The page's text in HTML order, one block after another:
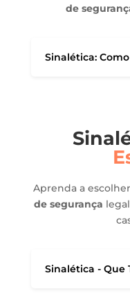
de
Sinalética:
Aprenda a
de segurança
Sinalética - Que